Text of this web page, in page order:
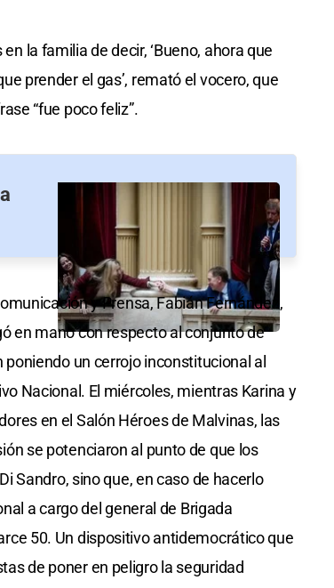
la familia de decir, ‘Bueno, ahora que
prender el gas’, remató el vocero, que
“fue poco feliz”.
y Prensa, Fabián Fernández,
en mano con respecto al conjunto de
un cerrojo inconstitucional al
Nacional. El miércoles, mientras Karina y
en el Salón Héroes de Malvinas, las
se potenciaron al punto de que los
Sandro, sino que, en caso de hacerlo
a cargo del general de Brigada
50. Un dispositivo antidemocrático que
de poner en peligro la seguridad